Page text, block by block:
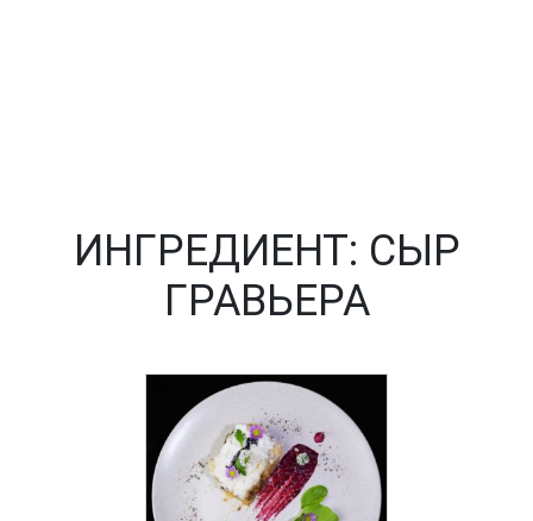
ИНГРЕДИЕНТ: СЫР
ГРАВЬЕРА